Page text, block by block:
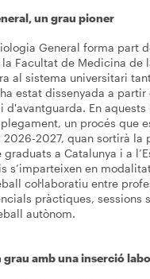
un grau pioner
General forma part
Facultat de Medicina de
al sistema universitari
estat dissenyada a partir
d'avantguarda. En
un procés que
2027, quan sortirà la
graduats a Catalunya i a
s’imparteixen en
col·laboratiu entre
pràctiques, sessions
autònom.
grau amb una inserció